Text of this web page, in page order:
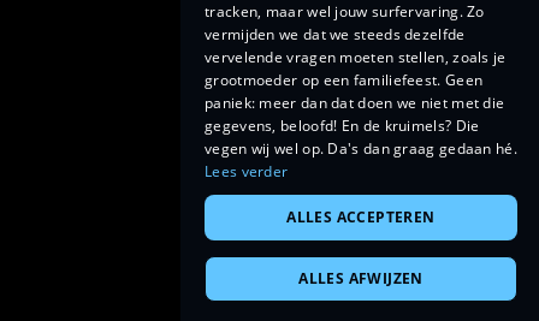
tracken, maar wel jouw surfervaring. Zo
vermijden we dat we steeds dezelfde
vervelende vragen moeten stellen, zoals je
grootmoeder op een familiefeest. Geen
paniek: meer dan dat doen we niet met die
gegevens, beloofd! En de kruimels? Die
vegen wij wel op. Da's dan graag gedaan hé.
Lees verder
ALLES ACCEPTEREN
ALLES AFWIJZEN